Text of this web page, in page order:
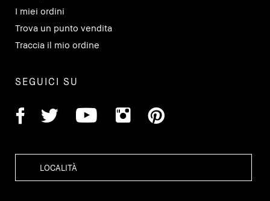
I miei ordini
Trova un punto vendita
Traccia il mio ordine
SEGUICI SU